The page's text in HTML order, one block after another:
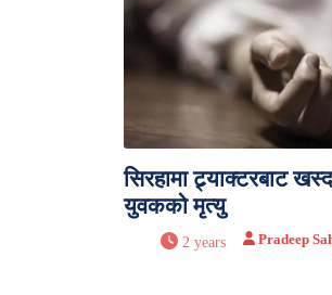
सिरहामा ट्र्याक्टरबाट
युवकको मृत्यु
2 years Pradeep